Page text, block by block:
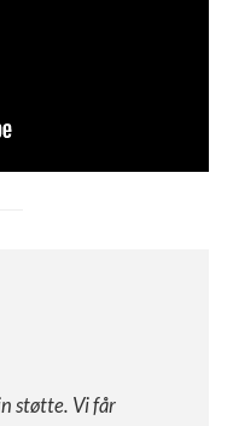
støtte. Vi får